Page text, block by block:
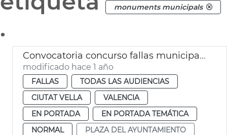
monuments municipals
.
Convocatoria concurso fallas municipales València 2026
modificado hace 1 año
FALLAS
TODAS LAS AUDIENCIAS
CIUTAT VELLA
VALENCIA
EN PORTADA
EN PORTADA TEMÁTICA
NORMAL
PLAZA DEL AYUNTAMIENTO